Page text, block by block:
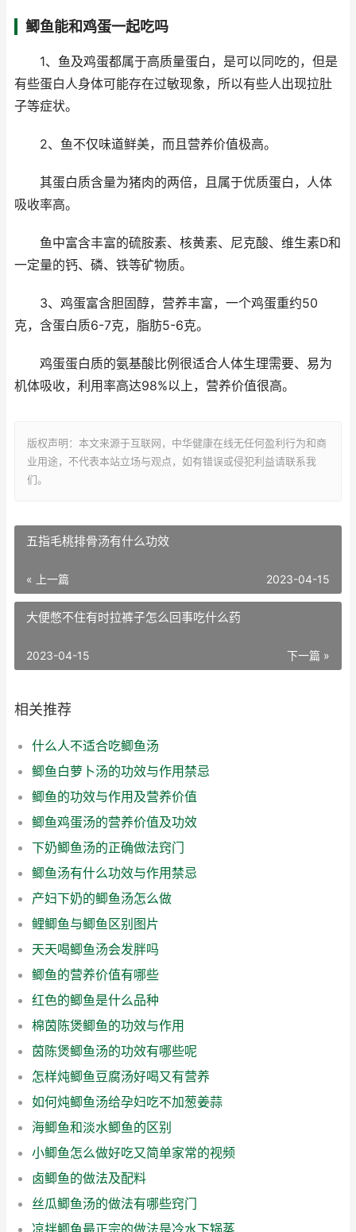
鲫鱼能和鸡蛋一起吃吗
1、鱼及鸡蛋都属于高质量蛋白，是可以同吃的，但是
有些蛋白人身体可能存在过敏现象，所以有些人出现拉肚
子等症状。
2、鱼不仅味道鲜美，而且营养价值极高。
其蛋白质含量为猪肉的两倍，且属于优质蛋白，人体
吸收率高。
鱼中富含丰富的硫胺素、核黄素、尼克酸、维生素D和
一定量的钙、磷、铁等矿物质。
3、鸡蛋富含胆固醇，营养丰富，一个鸡蛋重约50
克，含蛋白质6-7克，脂肪5-6克。
鸡蛋蛋白质的氨基酸比例很适合人体生理需要、易为
机体吸收，利用率高达98%以上，营养价值很高。
版权声明：本文来源于互联网，中华健康在线无任何盈利行为和商
业用途，不代表本站立场与观点，如有错误或侵犯利益请联系我
们。
五指毛桃排骨汤有什么功效
« 上一篇 2023-04-15
大便憋不住有时拉裤子怎么回事吃什么药
下一篇 »
2023-04-15
相关推荐
什么人不适合吃鲫鱼汤
鲫鱼白萝卜汤的功效与作用禁忌
鲫鱼的功效与作用及营养价值
鲫鱼鸡蛋汤的营养价值及功效
下奶鲫鱼汤的正确做法窍门
鲫鱼汤有什么功效与作用禁忌
产妇下奶的鲫鱼汤怎么做
鲤鲫鱼与鲫鱼区别图片
天天喝鲫鱼汤会发胖吗
鲫鱼的营养价值有哪些
红色的鲫鱼是什么品种
棉茵陈煲鲫鱼的功效与作用
茵陈煲鲫鱼汤的功效有哪些呢
怎样炖鲫鱼豆腐汤好喝又有营养
如何炖鲫鱼汤给孕妇吃不加葱姜蒜
海鲫鱼和淡水鲫鱼的区别
小鲫鱼怎么做好吃又简单家常的视频
卤鲫鱼的做法及配料
丝瓜鲫鱼汤的做法有哪些窍门
凉拌鲫鱼最正宗的做法是冷水下锅蒸